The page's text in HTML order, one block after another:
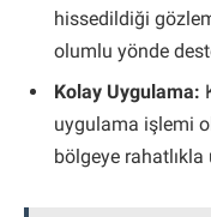
hissedildiği
olumlu yönde
Kolay Uygulama:
uygulama işlemi
bölgeye